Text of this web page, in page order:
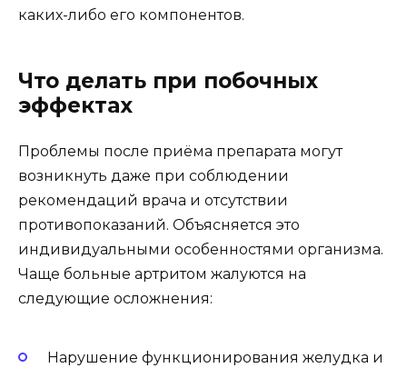
каких-либо его компонентов.
Что делать при побочных
эффектах
Проблемы после приёма препарата могут
возникнуть даже при соблюдении
рекомендаций врача и отсутствии
противопоказаний. Объясняется это
индивидуальными особенностями организма.
Чаще больные артритом жалуются на
следующие осложнения:
Нарушение функционирования желудка и